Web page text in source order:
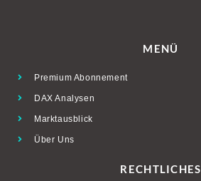
MENÜ
Premium Abonnement
DAX Analysen
Marktausblick
Über Uns
RECHTLICHES